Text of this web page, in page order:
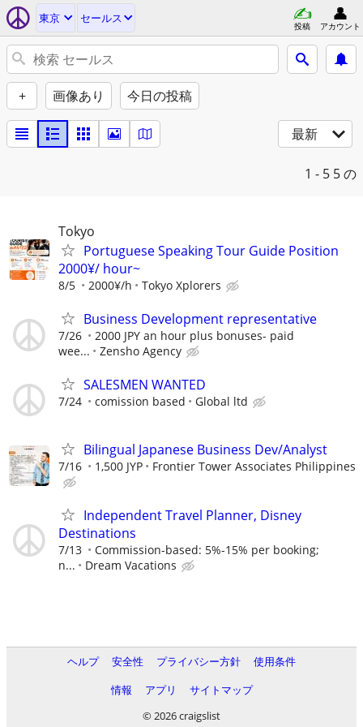
東京 セールス
投稿 アカウント
+ 画像あり 今日の投稿
最新
1 - 5 5 の
Tokyo
Portuguese Speaking Tour Guide Position
2000¥/ hour~
8/5 2000¥/h Tokyo Xplorers
Business Development representative
7/26
2000 JPY an hour plus bonuses- paid
wee...
Zensho Agency
SALESMEN WANTED
7/24 comission based Global ltd
Bilingual Japanese Business Dev/Analyst
7/16 1,500 JYP Frontier Tower Associates Philippines
Independent Travel Planner, Disney
Destinations
7/13
Commission-based: 5%-15% per booking;
n...
Dream Vacations
ヘルプ 安全性 プライバシー方針
使用条件
情報
アプリ
サイトマップ
© 2026 craigslist